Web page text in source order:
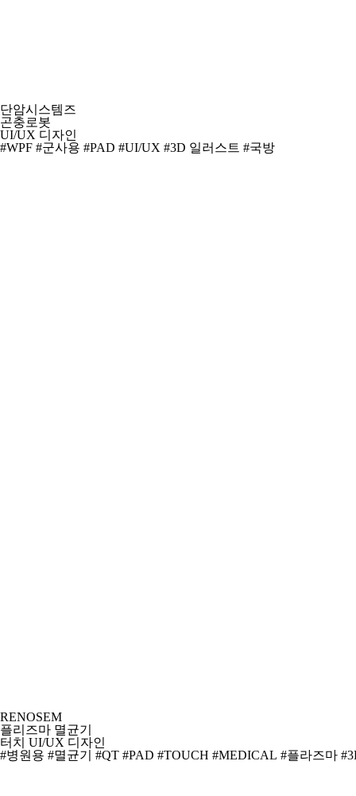
단암시스템즈
곤충로봇
UI/UX 디자인
#WPF #군사용 #PAD #UI/UX #3D 일러스트 #국방
RENOSEM
플리즈마 멸균기
터치 UI/UX 디자인
#병원용 #멸균기 #QT #PAD #TOUCH #MEDICAL #플라즈마